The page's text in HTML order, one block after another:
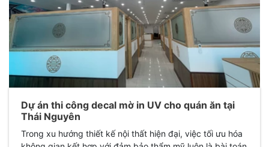
Dự án thi công decal mờ in UV cho quán ăn tại
Thái Nguyên
Trong xu hướng thiết kế nội thất hiện đại, việc tối ưu hóa